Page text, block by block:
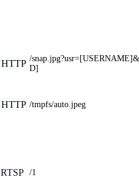
HTTP /
D]
HTTP /tmpfs/auto.jpeg
RTSP /1